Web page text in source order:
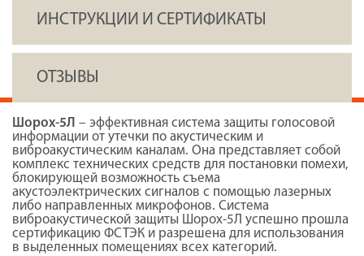
ИНСТРУКЦИИ И СЕРТИФИКАТЫ
ОТЗЫВЫ
Шорох-5Л – эффективная система защиты голосовой
информации от утечки по акустическим и
виброакустическим каналам. Она представляет собой
комплекс технических средств для постановки помехи,
блокирующей возможность съема
акустоэлектрических сигналов с помощью лазерных
либо направленных микрофонов. Система
виброакустической защиты Шорох-5Л успешно прошла
сертификацию ФСТЭК и разрешена для использования
в выделенных помещениях всех категорий.